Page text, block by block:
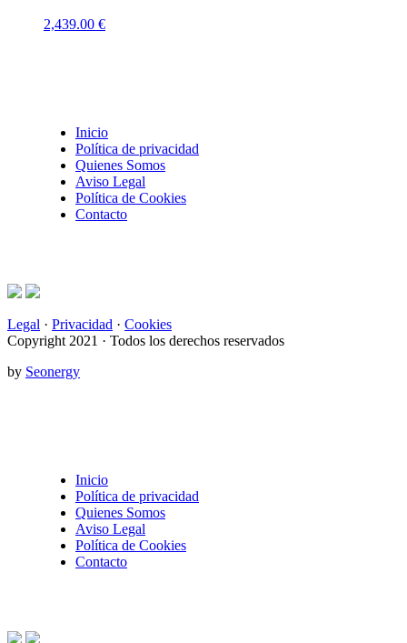
2,439.00 €
Inicio
Política de privacidad
Quienes Somos
Aviso Legal
Política de Cookies
Contacto
Legal · Privacidad · Cookies
Copyright 2021 · Todos los derechos reservados
by Seonergy
Inicio
Política de privacidad
Quienes Somos
Aviso Legal
Política de Cookies
Contacto